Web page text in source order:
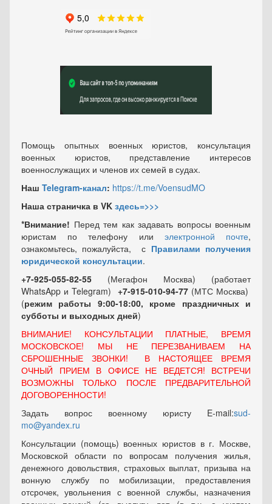
Помощь опытных военных юристов, консультация
военных юристов, представление интересов
военнослужащих и членов их семей в судах.
Наш Telegram-канал: https://t.me/VoensudMO
Наша страничка в VK здесь=>>>
*Внимание! Перед тем как задавать вопросы военным
юристам по телефону или электронной почте,
ознакомьтесь, пожалуйста, с Правилами получения
юридической консультации.
+7-925-055-82-55 (Мегафон Москва) (работает
WhatsApp и Telegram) +7-915-010-94-77 (МТС Москва)
(режим работы 9:00-18:00, кроме праздничных и
субботы и выходных дней)
ВНИМАНИЕ! КОНСУЛЬТАЦИИ ПЛАТНЫЕ, ВРЕМЯ
МОСКОВСКОЕ! МЫ НЕ ПЕРЕЗВАНИВАЕМ НА
СБРОШЕННЫЕ ЗВОНКИ! В НАСТОЯЩЕЕ ВРЕМЯ
ОЧНЫЙ ПРИЕМ В ОФИСЕ НЕ ВЕДЕТСЯ! ВСТРЕЧИ
ВОЗМОЖНЫ ТОЛЬКО ПОСЛЕ ПРЕДВАРИТЕЛЬНОЙ
ДОГОВОРЕННОСТИ!
Задать вопрос военному юристу E-mail:sud-
mo@yandex.ru
Консультации (помощь) военных юристов в г. Москве,
Московской области по вопросам получения жилья,
денежного довольствия, страховых выплат, призыва на
вонную службу по мобилизации, предоставления
отсрочек, увольнения с военной службы, назначения